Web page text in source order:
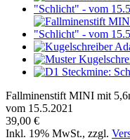
Fallminenstift MINI mit
vom 15.5.2021
39,00 €
Inkl. 19% MwSt., zzgl.